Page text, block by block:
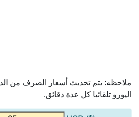
ملاحظه: يتم تحديث أسعار الصرف من
اليورو تلقائيا كل عدة دقائق.